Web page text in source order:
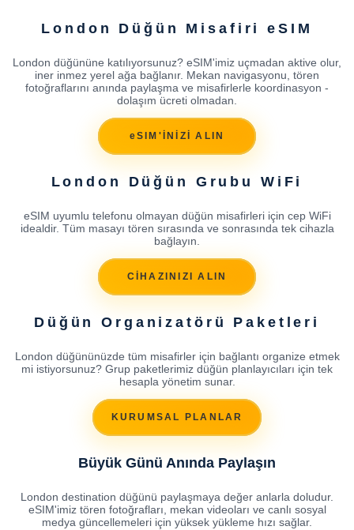
London Düğün Misafiri eSIM
London düğününe katılıyorsunuz? eSIM'imiz uçmadan aktive olur,
iner inmez yerel ağa bağlanır. Mekan navigasyonu, tören
fotoğraflarını anında paylaşma ve misafirlerle koordinasyon -
dolaşım ücreti olmadan.
eSIM'İNİZİ ALIN
London Düğün Grubu WiFi
eSIM uyumlu telefonu olmayan düğün misafirleri için cep WiFi
idealdir. Tüm masayı tören sırasında ve sonrasında tek cihazla
bağlayın.
CİHAZINIZI ALIN
Düğün Organizatörü Paketleri
London düğününüzde tüm misafirler için bağlantı organize etmek
mi istiyorsunuz? Grup paketlerimiz düğün planlayıcıları için tek
hesapla yönetim sunar.
KURUMSAL PLANLAR
Büyük Günü Anında Paylaşın
London destination düğünü paylaşmaya değer anlarla doludur.
eSIM'imiz tören fotoğrafları, mekan videoları ve canlı sosyal
medya güncellemeleri için yüksek yükleme hızı sağlar.